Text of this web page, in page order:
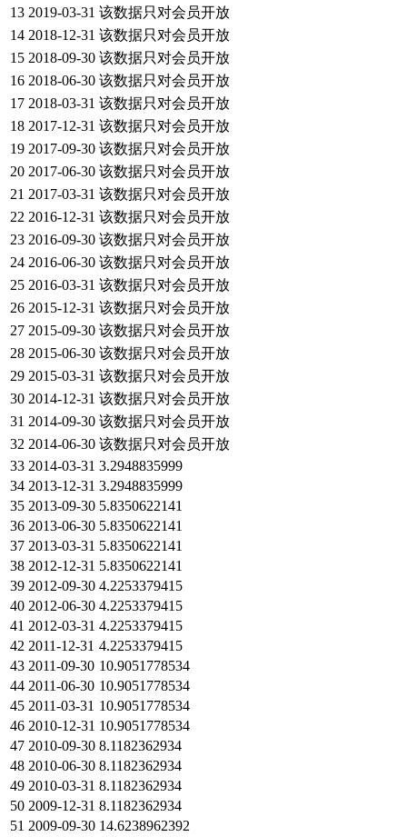
13 2019-03-31 该数据只对会员开放
14 2018-12-31 该数据只对会员开放
15 2018-09-30 该数据只对会员开放
16 2018-06-30 该数据只对会员开放
17 2018-03-31 该数据只对会员开放
18 2017-12-31 该数据只对会员开放
19 2017-09-30 该数据只对会员开放
20 2017-06-30 该数据只对会员开放
21 2017-03-31 该数据只对会员开放
22 2016-12-31 该数据只对会员开放
23 2016-09-30 该数据只对会员开放
24 2016-06-30 该数据只对会员开放
25 2016-03-31 该数据只对会员开放
26 2015-12-31 该数据只对会员开放
27 2015-09-30 该数据只对会员开放
28 2015-06-30 该数据只对会员开放
29 2015-03-31 该数据只对会员开放
30 2014-12-31 该数据只对会员开放
31 2014-09-30 该数据只对会员开放
32 2014-06-30 该数据只对会员开放
33 2014-03-31 3.2948835999
34 2013-12-31 3.2948835999
35 2013-09-30 5.8350622141
36 2013-06-30 5.8350622141
37 2013-03-31 5.8350622141
38 2012-12-31 5.8350622141
39 2012-09-30 4.2253379415
40 2012-06-30 4.2253379415
41 2012-03-31 4.2253379415
42 2011-12-31 4.2253379415
43 2011-09-30 10.9051778534
44 2011-06-30 10.9051778534
45 2011-03-31 10.9051778534
46 2010-12-31 10.9051778534
47 2010-09-30 8.1182362934
48 2010-06-30 8.1182362934
49 2010-03-31 8.1182362934
50 2009-12-31 8.1182362934
51 2009-09-30 14.6238962392